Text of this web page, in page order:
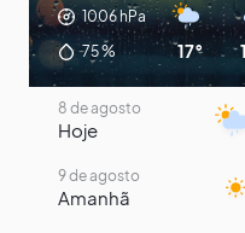
1006 hPa
75% 17°
8 de agosto
Hoje
9 de agosto
Amanhã